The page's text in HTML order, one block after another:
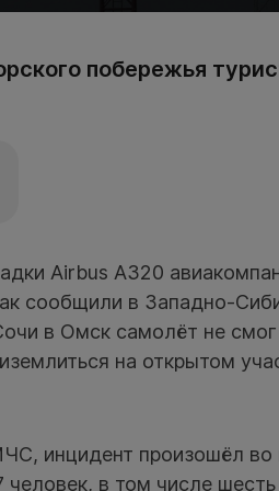
побережья
Airbus A320
сообщили в Западно-
в Омск самолёт не
на открытом
инцидент произошёл во
человек, в том числе